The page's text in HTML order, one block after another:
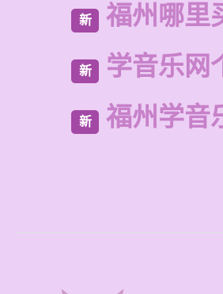
新 福州哪里
新 学音乐网
新 福州学音